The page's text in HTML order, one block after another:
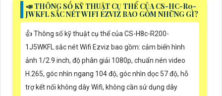
📣 THÔNG SỐ KỸ THUẬT CỤ THỂ CỦA CS-HC-R0-
JWKFL SẮC NÉT WIFI EZVIZ BAO GỒM NHỮNG GÌ?
👍 Thông số kỹ thuật cụ thể của CS-H8c-R200-
1J5WKFL sắc nét Wifi Ezviz bao gồm: cảm biến hình
ảnh 1/2.9 inch, độ phân giải 1080p, chuẩn nén video
H.265, góc nhìn ngang 104 độ, góc nhìn dọc 57 độ, hỗ
trợ kết nối không dây Wifi, không cần sử dụng dây